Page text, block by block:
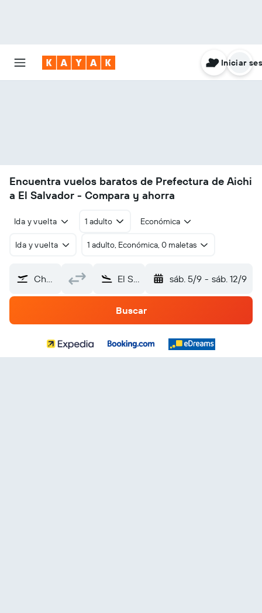
Iniciar
Encuentra vuelos baratos de Prefectura de Aichi
a El Salvador - Compara y ahorra
Ida y vuelta 1 adulto Económica
Ida y vuelta 1 adulto, Económica, 0 maletas
Chubu Centrair Intl (NGO) El Salvador sáb. 5/9 - sáb. 12/9
Buscar